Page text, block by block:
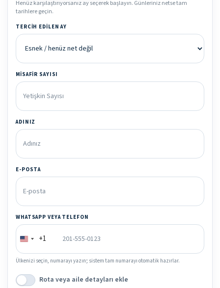
Henüz karşılaştırıyorsanız ay seçerek başlayın. Günleriniz netse tam
tarihlere geçin.
TERCIH EDILEN AY
MISAFIR SAYISI
ADINIZ
E-POSTA
WHATSAPP VEYA TELEFON
+1
Ülkenizi seçin, numarayı yazın; sistem tam numarayı otomatik hazırlar.
Rota veya aile detayları ekle